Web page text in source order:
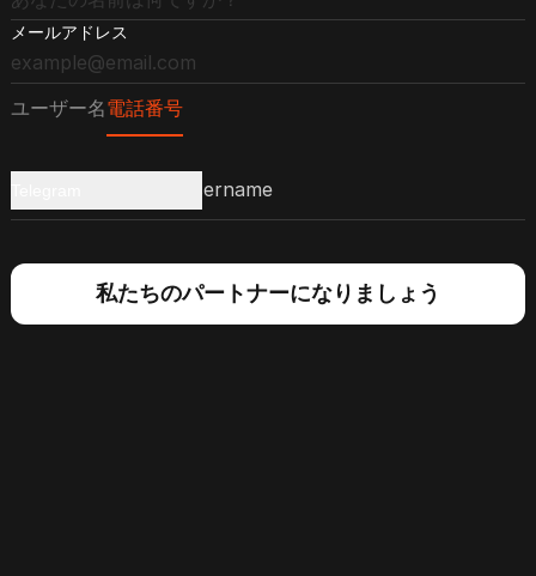
メールアドレス
ユーザー名電話番号
私たちのパートナーになりましょう